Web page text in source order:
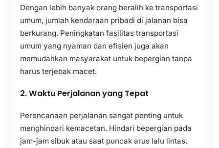
Dengan lebih banyak orang beralih ke transportasi
umum, jumlah kendaraan pribadi di jalanan bisa
berkurang. Peningkatan fasilitas transportasi
umum yang nyaman dan efisien juga akan
memudahkan masyarakat untuk bepergian tanpa
harus terjebak macet.
2. Waktu Perjalanan yang Tepat
Perencanaan perjalanan sangat penting untuk
menghindari kemacetan. Hindari bepergian pada
jam-jam sibuk atau saat puncak arus lalu lintas,